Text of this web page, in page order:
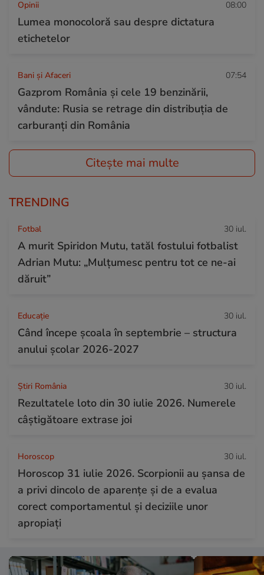
Opinii 08:00
Lumea monocoloră sau despre dictatura
etichetelor
Bani și Afaceri 07:54
Gazprom România și cele 19 benzinării,
vândute: Rusia se retrage din distribuția de
carburanți din România
Citește mai multe
TRENDING
Fotbal 30 iul.
A murit Spiridon Mutu, tatăl fostului fotbalist
Adrian Mutu: „Mulțumesc pentru tot ce ne-ai
dăruit”
Educație 30 iul.
Când începe şcoala în septembrie – structura
anului şcolar 2026-2027
Știri România 30 iul.
Rezultatele loto din 30 iulie 2026. Numerele
câștigătoare extrase joi
Horoscop 30 iul.
Horoscop 31 iulie 2026. Scorpionii au șansa de
a privi dincolo de aparențe și de a evalua
corect comportamentul și deciziile unor
apropiați